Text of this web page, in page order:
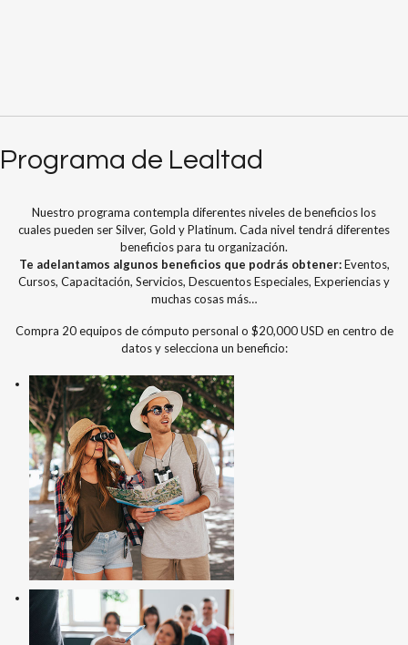
Programa de Lealtad
Nuestro programa contempla diferentes niveles de beneficios los
cualespueden serSilver, Gold y Platinum. Cada nivel tendrá diferentes
beneficios para tu organización.
Te adelantamos algunos beneficios que podrás obtener:Eventos,
Cursos, Capacitación, Servicios, Descuentos Especiales, Experiencias y
muchas cosas más…
Compra 20 equipos de cómputo personal o $20,000 USD en centro de
datos y selecciona un beneficio: